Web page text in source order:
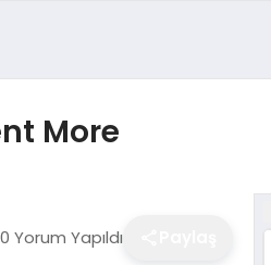
More
0 Yorum Yapıldı